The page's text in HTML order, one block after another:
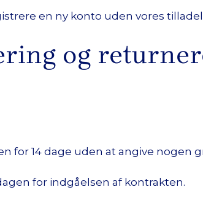
en ny konto uden vores
og
for 14 dage uden at angive nogen
for indgåelsen af kontrakten.